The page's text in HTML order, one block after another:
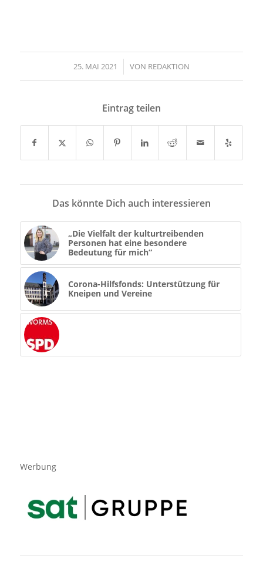
25. MAI 2021
/ VON REDAKTION
Eintrag teilen
Das könnte Dich auch interessieren
„Die Vielfalt der kulturtreibenden
Personen hat eine besondere
Bedeutung für mich“
Corona-Hilfsfonds: Unterstützung für
Kneipen und Vereine
Werbung